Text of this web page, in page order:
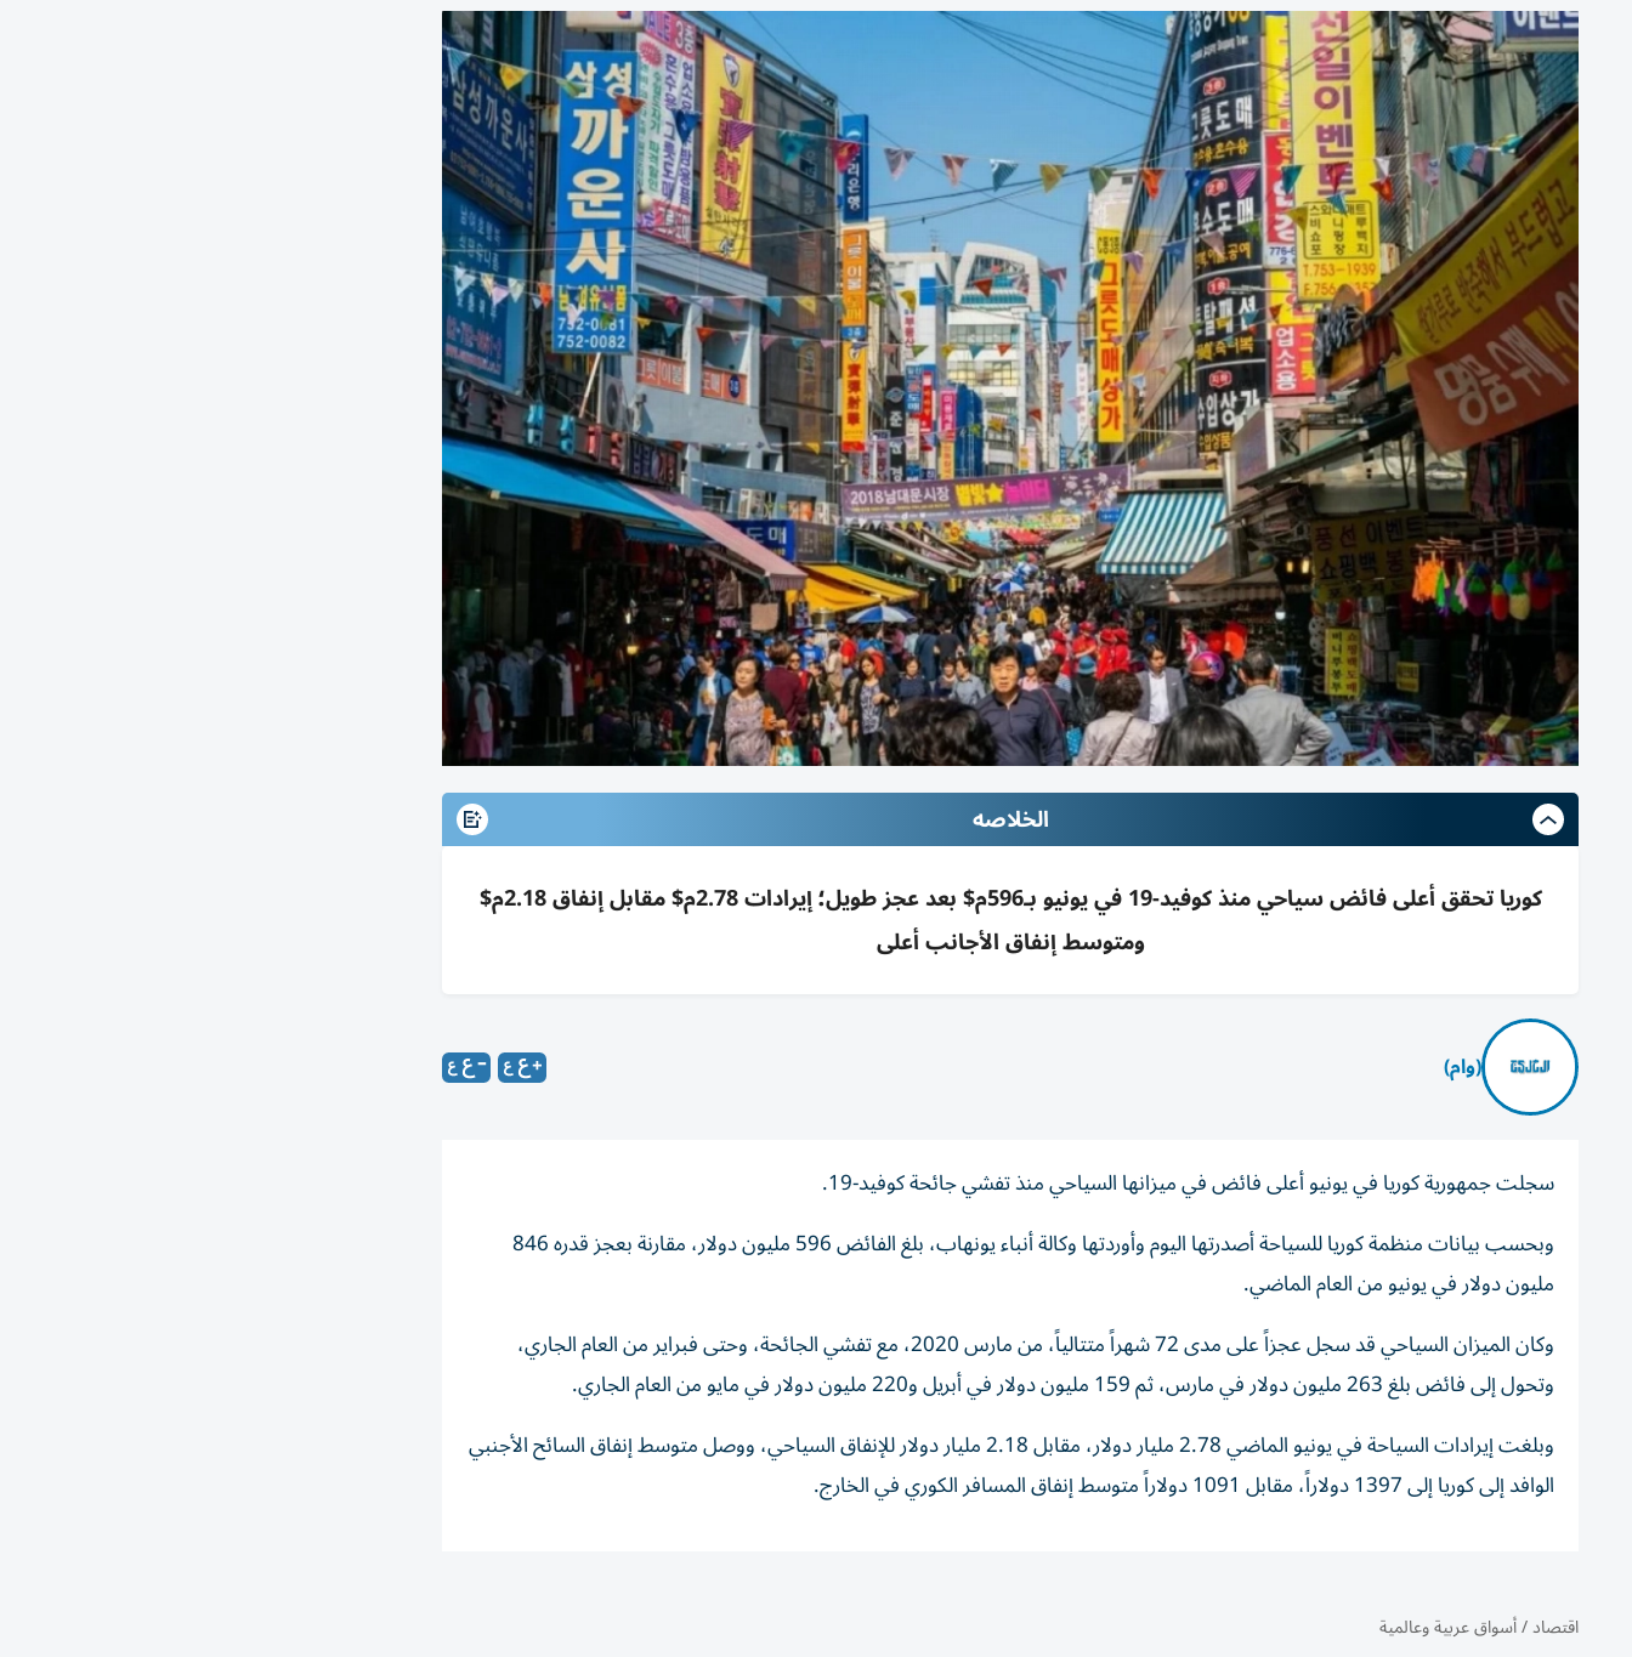
الخلاصه
كوريا تحقق أعلى فائض سياحي منذ كوفيد-19 في يونيو بـ596م$ بعد عجز طويل؛ إيرادات 2.78م$ مقابل إنفاق 2.18م$
ومتوسط إنفاق الأجانب أعلى
(وام)
سجلت جمهورية كوريا في يونيو أعلى فائض في ميزانها السياحي منذ تفشي جائحة كوفيد-19.
وبحسب بيانات منظمة كوريا للسياحة أصدرتها اليوم وأوردتها وكالة أنباء يونهاب، بلغ الفائض 596 مليون دولار، مقارنة بعجز قدره 846
مليون دولار في يونيو من العام الماضي.
وكان الميزان السياحي قد سجل عجزاً على مدى 72 شهراً متتالياً، من مارس 2020، مع تفشي الجائحة، وحتى فبراير من العام الجاري،
وتحول إلى فائض بلغ 263 مليون دولار في مارس، ثم 159 مليون دولار في أبريل و220 مليون دولار في مايو من العام الجاري.
وبلغت إيرادات السياحة في يونيو الماضي 2.78 مليار دولار، مقابل 2.18 مليار دولار للإنفاق السياحي، ووصل متوسط إنفاق السائح الأجنبي
الوافد إلى كوريا إلى 1397 دولاراً، مقابل 1091 دولاراً متوسط إنفاق المسافر الكوري في الخارج.
اقتصاد/أسواق عربية وعالمية